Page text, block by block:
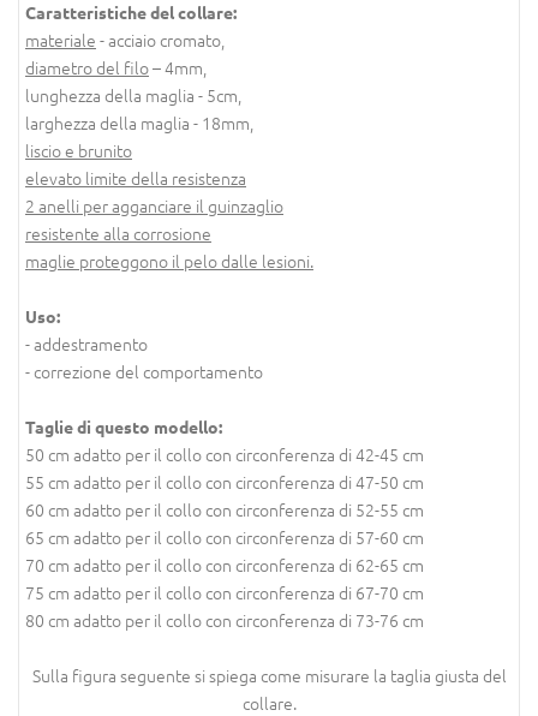
Caratteristiche del collare:
materiale - acciaio cromato,
diametro del filo– 4mm,
lunghezza della maglia - 5cm,
larghezza della maglia - 18mm,
liscio e brunito
elevato limite della resistenza
2 anelli per agganciare il guinzaglio
resistente alla corrosione
maglie proteggono il pelo dalle lesioni.
Uso:
- addestramento
- correzione del comportamento
Taglie di questo modello:
50 cm adatto per il collo con circonferenza di 42-45 cm
55 cm adatto per il collo con circonferenza di 47-50 cm
60 cm adatto per il collo con circonferenza di 52-55 cm
65 cm adatto per il collo con circonferenza di 57-60 cm
70 cm adatto per il collo con circonferenza di 62-65 cm
75 cm adatto per il collo con circonferenza di 67-70 cm
80 cm adatto per il collo con circonferenza di 73-76 cm
Sulla figura seguente si spiega come misurare la taglia giusta del
collare.